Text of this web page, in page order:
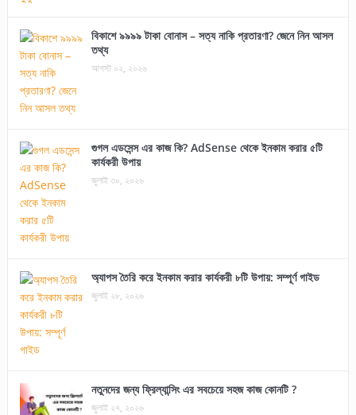
বিকাশে ৯৯৯৯ টাকা বোনাস – সত্য নাকি প্রতারণা? জেনে নিন আসল
তথ্য
আগস্ট ০২, ২০২৬
গুগল এডসেন্স এর কাজ কি? AdSense থেকে ইনকাম করার ৫টি
কার্যকরী উপায়
জুলাই ৩০, ২০২৬
অ্যাপস তৈরি করে ইনকাম করার কার্যকরী ৮টি উপায়: সম্পূর্ণ গাইড
জুলাই ২৮, ২০২৬
নতুনদের জন্য ফ্রিল্যান্সিং এর সবচেয়ে সহজ কাজ কোনটি ?
জুলাই ২৭, ২০২৬